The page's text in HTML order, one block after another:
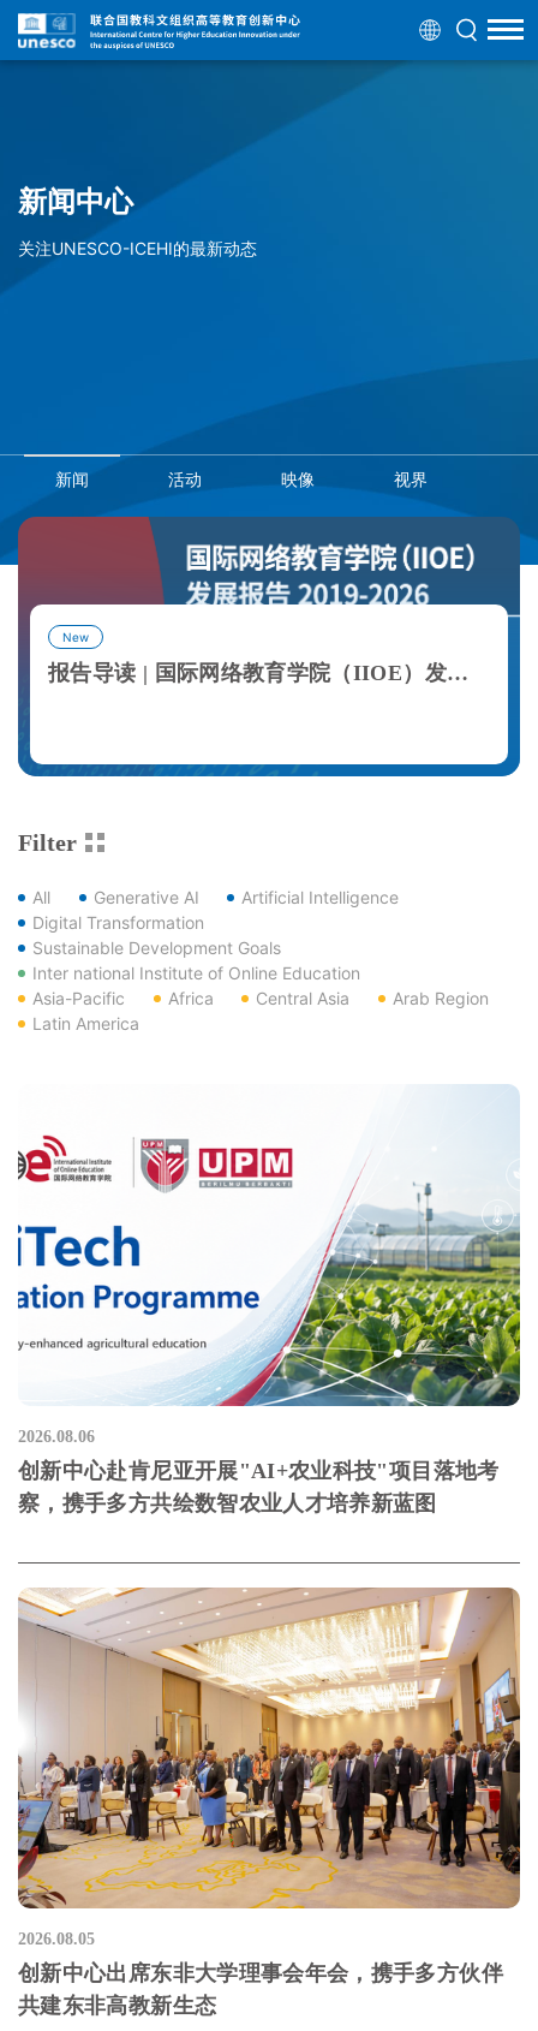
新闻中心
关注UNESCO-ICEHI的最新动态
新闻 活动 映像 视界
New
报告导读 | 国际网络教育学院（IIOE）发展报告
Filter
All Generative AI
Artificial Intelligence
Digital Transformation
Sustainable Development Goals
Inter national Institute of Online Education
Asia-Pacific
Africa Central Asia
Arab Region
Latin America
2026.08.06
创新中心赴肯尼亚开展"AI+农业科技"项目落地考
察，携手多方共绘数智农业人才培养新蓝图
2026.08.05
创新中心出席东非大学理事会年会，携手多方伙伴
共建东非高教新生态